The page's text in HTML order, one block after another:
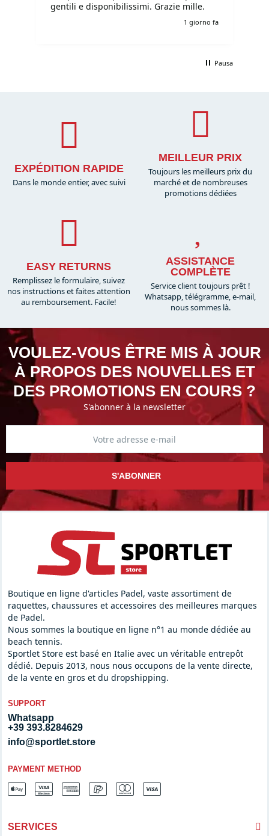
gentili e disponibilissimi. Grazie mille.
1 giorno fa
Pausa
EXPÉDITION RAPIDE
Dans le monde entier, avec suivi
MEILLEUR PRIX
Toujours les meilleurs prix du
marché et de nombreuses
promotions dédiées
EASY RETURNS
Remplissez le formulaire, suivez
nos instructions et faites attention
au remboursement. Facile!
ASSISTANCE
COMPLÈTE
Service client toujours prêt !
Whatsapp, télégramme, e-mail,
nous sommes là.​
VOULEZ-VOUS ÊTRE MIS À JOUR
À PROPOS DES NOUVELLES ET
DES PROMOTIONS EN COURS ?
S'abonner à la newsletter
S'ABONNER
Boutique en ligne d'articles Padel, vaste assortiment de
raquettes, chaussures et accessoires des meilleures marques
de Padel.
Nous sommes la boutique en ligne n°1 au monde dédiée au
beach tennis.
Sportlet Store est basé en Italie avec un véritable entrepôt
dédié. Depuis 2013, nous nous occupons de la vente directe,
de la vente en gros et du dropshipping.
SUPPORT
Whatsapp
+39 393.8284629
info@sportlet.store
PAYMENT METHOD
SERVICES